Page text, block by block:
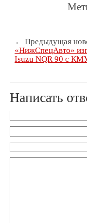
← Предыдущая
«НижСпецАвто»
Isuzu NQR 90 с
Написать